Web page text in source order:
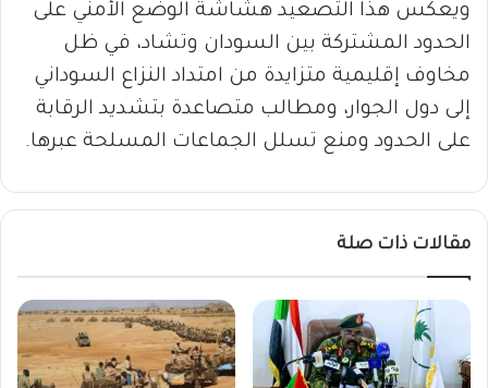
ويعكس هذا التصعيد هشاشة الوضع الأمني على
الحدود المشتركة بين السودان وتشاد، في ظل
مخاوف إقليمية متزايدة من امتداد النزاع السوداني
إلى دول الجوار، ومطالب متصاعدة بتشديد الرقابة
على الحدود ومنع تسلل الجماعات المسلحة عبرها.
مقالات ذات صلة